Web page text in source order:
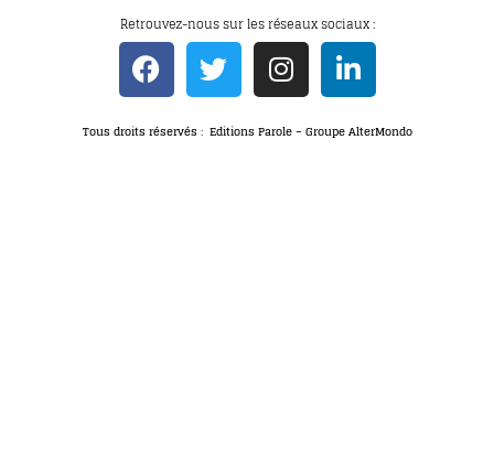
Retrouvez-nous sur les réseaux sociaux :
Tous droits réservés : Editions Parole – Groupe AlterMondo